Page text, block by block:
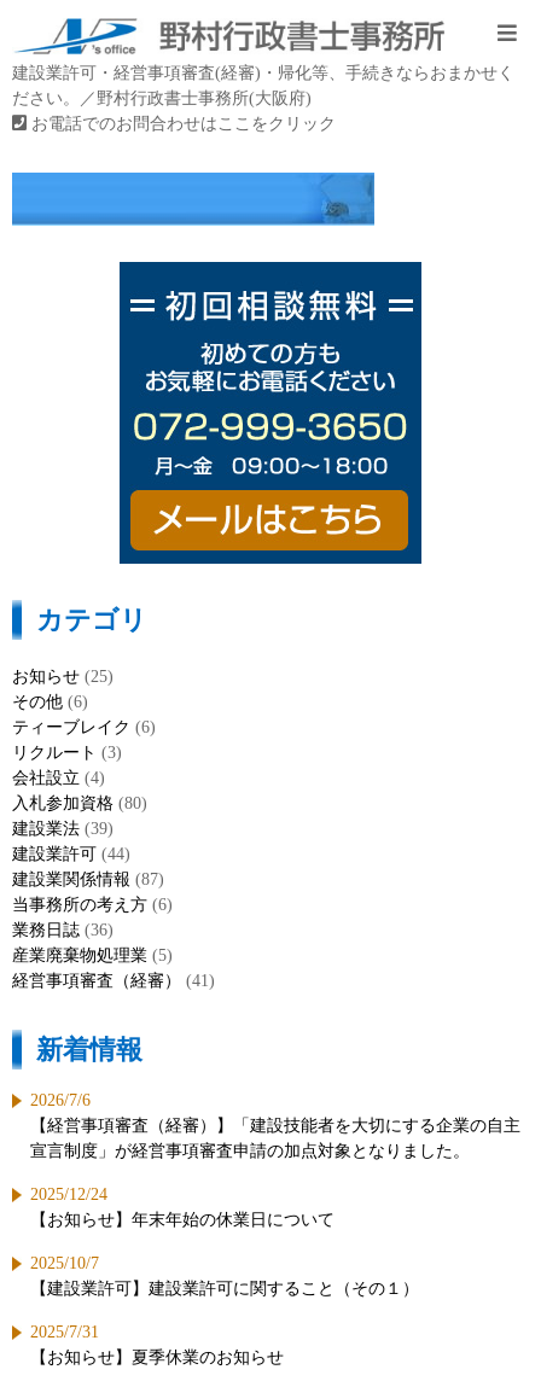
建設業許可・経営事項審査(経審)・帰化等、手続きならおまかせく
ださい。／野村行政書士事務所(大阪府)
お電話でのお問合わせはここをクリック
カテゴリ
お知らせ (25)
その他 (6)
ティーブレイク (6)
リクルート (3)
会社設立 (4)
入札参加資格 (80)
建設業法 (39)
建設業許可 (44)
建設業関係情報 (87)
当事務所の考え方 (6)
業務日誌 (36)
産業廃棄物処理業 (5)
経営事項審査（経審）
(41)
新着情報
2026/7/6
【経営事項審査（経審）】「建設技能者を大切にする企業の自主
宣言制度」が経営事項審査申請の加点対象となりました。
2025/12/24
【お知らせ】年末年始の休業日について
2025/10/7
【建設業許可】建設業許可に関すること（その１）
2025/7/31
【お知らせ】夏季休業のお知らせ